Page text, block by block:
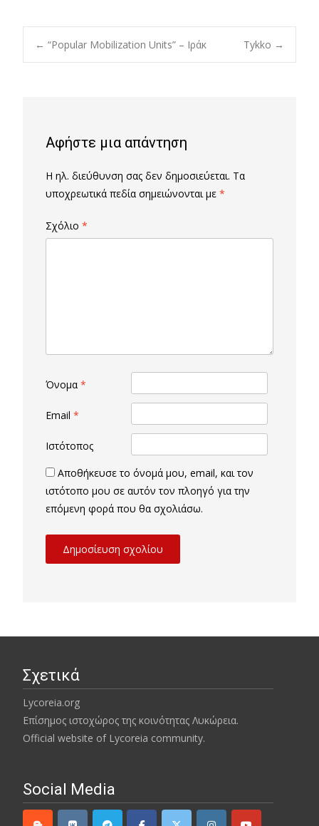
Post
← “Popular Mobilization Units” – Ιράκ Tykko →
Αφήστε μια απάντηση
Η ηλ. διεύθυνση σας δεν δημοσιεύεται. Τα
υποχρεωτικά πεδία σημειώνονται με *
Σχόλιο *
Όνομα *
Email *
Ιστότοπος
Αποθήκευσε το όνομά μου, email, και τον
ιστότοπο μου σε αυτόν τον πλοηγό για την
επόμενη φορά που θα σχολιάσω.
Σχετικά
Lycoreia.org
Επίσημος ιστοχώρος της κοινότητας Λυκώρεια.
Official website of Lycoreia community.
Social Media